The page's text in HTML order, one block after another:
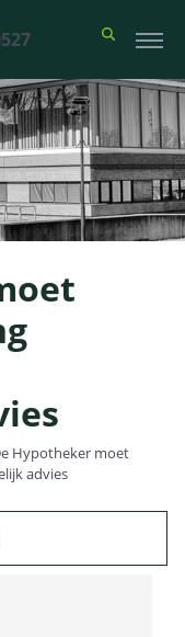
Hypotheker moet
advies